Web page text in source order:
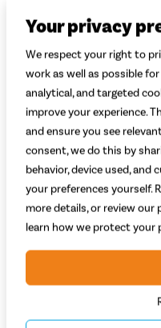
Kracht motor (Nm): 75
Type aandrijving: Belt
Adviesprijs 4.324,-
Vergelijken
Your privacy
We respect your right to
work as well as possible
analytical, and targeted
improve your experience.
and ensure you see
consent, we do this by
behavior, device used,
your preferences yourself.
more details, or review
learn how we protect your